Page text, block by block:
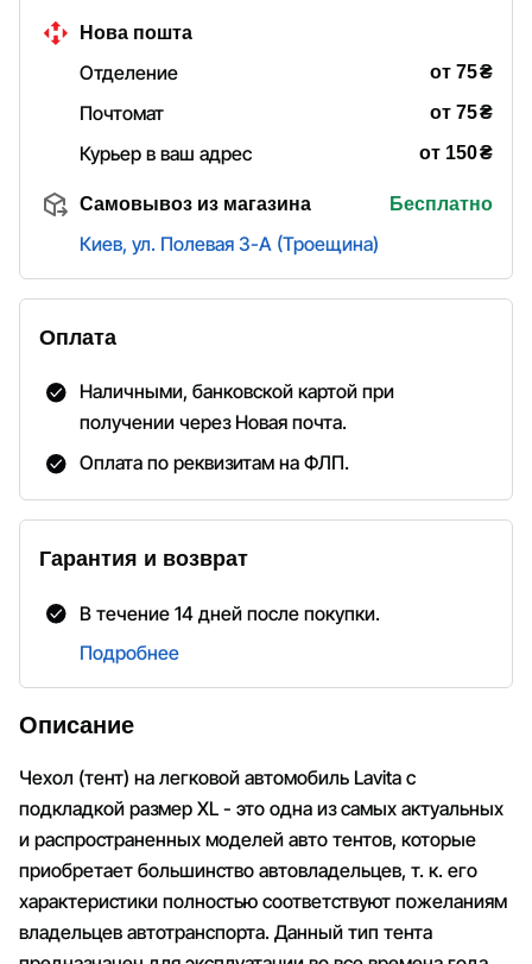
Описание
Чехол (тент) на легковой автомобиль Lavita с
подкладкой размер XL - это одна из самых актуальных
и распространенных моделей авто тентов, которые
приобретает большинство автовладельцев, т. к. его
характеристики полностью соответствуют пожеланиям
владельцев автотранспорта. Данный тип тента
Нова пошта
Отделение от 75₴
Почтомат
от 75₴
Курьер в ваш адрес
от 150₴
Самовывоз из магазина Бесплатно
Киев, ул. Полевая 3-А (Троещина)
Оплата
Наличными, банковской картой при
получении через Новая почта.
Оплата по реквизитам на ФЛП.
Гарантия и возврат
В течение 14 дней после покупки.
Подробнее